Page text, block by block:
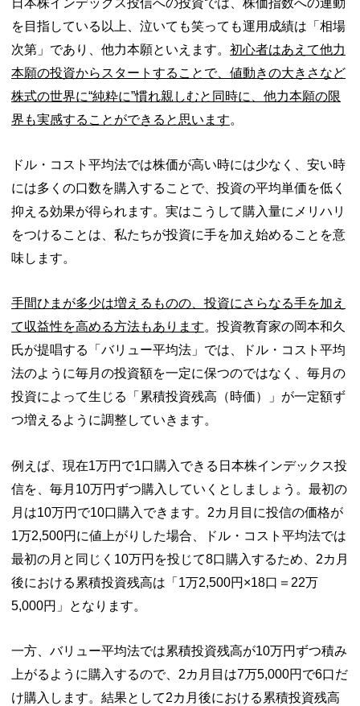
を目指している以上、泣いても笑っても運用成績は「相場
次第」であり、他力本願といえます。 初心者はあえて他力
本願の投資からスタートすることで、値動きの大きさなど
株式の世界に“純粋に”慣れ親しむと同時に、他力本願の限
界も実感することができると思います。
ドル・コスト平均法では株価が高い時には少なく、安い時
には多くの口数を購入することで、投資の平均単価を低く
抑える効果が得られます。実はこうして購入量にメリハリ
をつけることは、私たちが投資に手を加え始めることを意
味します。
手間ひまが多少は増えるものの、投資にさらなる手を加え
て収益性を高める方法もあります。投資教育家の岡本和久
氏が提唱する「バリュー平均法」では、ドル・コスト平均
法のように毎月の投資額を一定に保つのではなく、毎月の
投資によって生じる「累積投資残高（時価）」が一定額ず
つ増えるように調整していきます。
例えば、現在1万円で1口購入できる日本株インデックス投
信を、毎月10万円ずつ購入していくとしましょう。最初の
月は10万円で10口購入できます。2カ月目に投信の価格が
1万2,500円に値上がりした場合、ドル・コスト平均法では
最初の月と同じく10万円を投じて8口購入するため、2カ月
後における累積投資残高は「1万2,500円×18口＝22万
5,000円」となります。
一方、バリュー平均法では累積投資残高が10万円ずつ積み
上がるように購入するので、2カ月目は7万5,000円で6口だ
け購入します。結果として2カ月後における累積投資残高